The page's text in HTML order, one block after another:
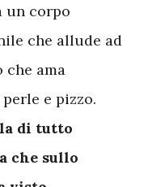
un corpo
che allude ad
che ama
e pizzo.
di tutto
che sullo